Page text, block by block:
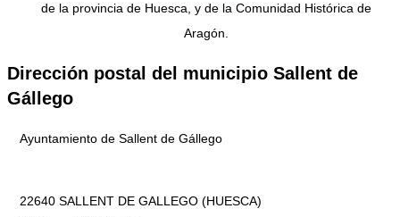
de la provincia de Huesca, y de la Comunidad Histórica de
Aragón.
Dirección postal del municipio Sallent de
Gállego
Ayuntamiento de Sallent de Gállego
22640 SALLENT DE GALLEGO (HUESCA)